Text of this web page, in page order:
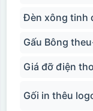
Đèn xông tinh
Gấu Bông
Giá đỡ điện
Gối in thêu